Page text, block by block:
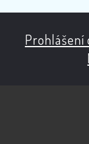
Prohlášení